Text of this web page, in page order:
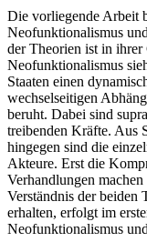
Die vorliegende Arbeit
Neofunktionalismus
der Theorien ist in
Neofunktionalismus
Staaten einen
wechselseitigen
beruht. Dabei sind
treibenden Kräfte. Aus
hingegen sind die
Akteure. Erst die
Verhandlungen
Verständnis der beiden
erhalten, erfolgt im
Neofunktionalismus